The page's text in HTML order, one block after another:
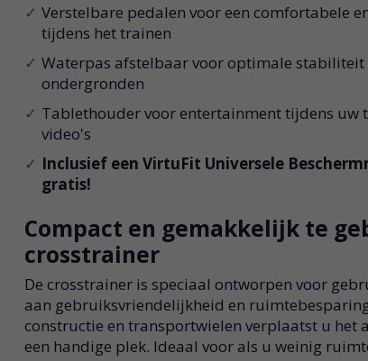
Verstelbare pedalen voor een comfortabele
tijdens het trainen
Waterpas afstelbaar voor optimale stabiliteit
ondergronden
Tablethouder voor entertainment tijdens uw
video's
Inclusief een VirtuFit Universele
gratis!
Compact en gemakkelijk te
crosstrainer
De crosstrainer is speciaal ontworpen voor
aan gebruiksvriendelijkheid en
constructie en transportwielen verplaatst u het
een handige plek. Ideaal voor als u weinig